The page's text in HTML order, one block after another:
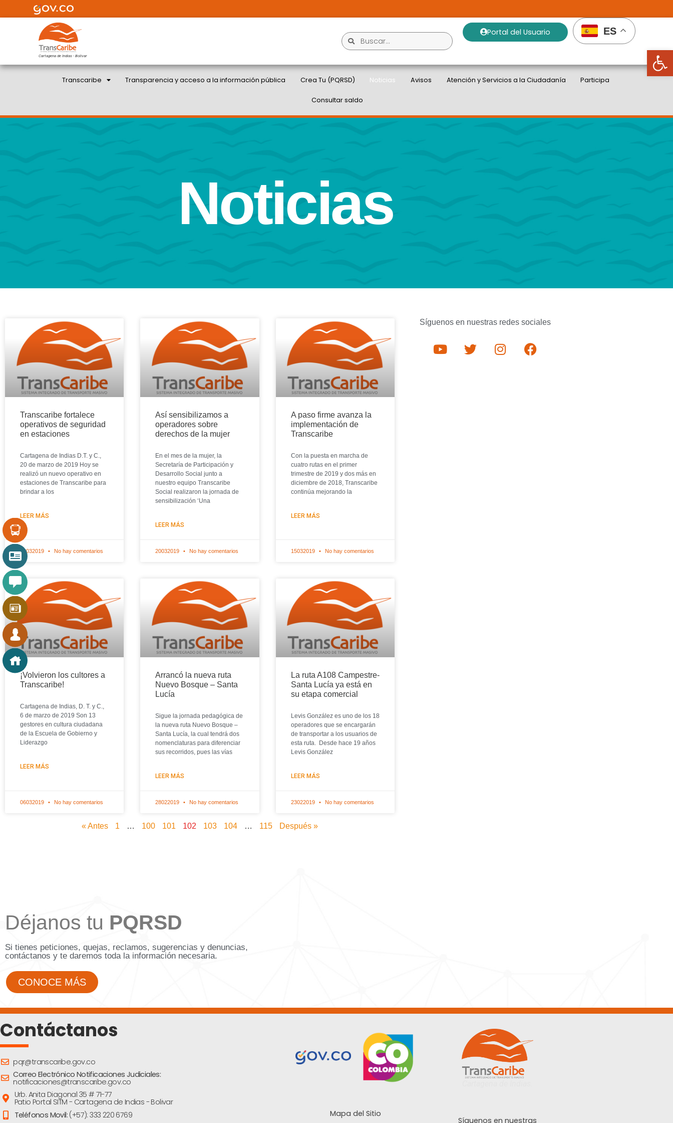
Abrir
Cartagena de Indias - Bolivar
Portal del Usuario ES
Transcaribe Transparencia y acceso a la información pública Crea Tu (PQRSD) Noticias Avisos Atención y Servicios a la Ciudadanía Participa
Consultar saldo
Noticias
Transcaribe fortalece
operativos de seguridad
en estaciones
Cartagena de Indias D.T. y C.,
20 de marzo de 2019 Hoy se
realizó un nuevo operativo en
estaciones de Transcaribe para
brindar a los
LEER MÁS
20032019 No hay comentarios
Así sensibilizamos a
operadores sobre
derechos de la mujer
En el mes de la mujer, la
Secretaría de Participación y
Desarrollo Social junto a
nuestro equipo Transcaribe
Social realizaron la jornada de
sensibilización ‘Una
LEER MÁS
20032019 No hay comentarios
A paso firme avanza la
implementación de
Transcaribe
Con la puesta en marcha de
cuatro rutas en el primer
trimestre de 2019 y dos más en
diciembre de 2018, Transcaribe
continúa mejorando la
LEER MÁS
15032019 No hay comentarios
¡Volvieron los cultores a
Transcaribe!
Cartagena de Indias, D. T. y C.,
6 de marzo de 2019 Son 13
gestores en cultura ciudadana
de la Escuela de Gobierno y
Liderazgo
LEER MÁS
06032019 No hay comentarios
Arrancó la nueva ruta
Nuevo Bosque – Santa
Lucía
Sigue la jornada pedagógica de
la nueva ruta Nuevo Bosque –
Santa Lucía, la cual tendrá dos
nomenclaturas para diferenciar
sus recorridos, pues las vías
LEER MÁS
28022019 No hay comentarios
La ruta A108 Campestre-
Santa Lucía ya está en
su etapa comercial
Levis González es uno de los 18
operadores que se encargarán
de transportar a los usuarios de
esta ruta. Desde hace 19 años
Levis González
LEER MÁS
23022019 No hay comentarios
« Antes 1 … 100 101 102 103 104 … 115 Después »
Síguenos en nuestras redes sociales
Déjanos tu PQRSD
Si tienes peticiones, quejas, reclamos, sugerencias y denuncias,
contáctanos y te daremos toda la información necesaria.
CONOCE MÁS
Contáctanos
pqr@transcaribe.gov.co
Correo Electrónico Notificaciones Judiciales:
notificaciones@transcaribe.gov.co
Urb. Anita Diagonal 35 # 71-77
Patio Portal SITM - Cartagena de Indias - Bolivar
Teléfonos Movil: (+57): 333 220 6769 Mapa del Sitio
Síguenos en nuestras